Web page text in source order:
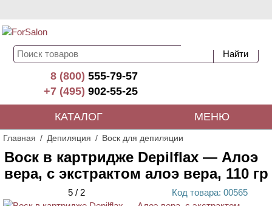
8 (800)555-79-57
+7 (495)902-55-25
КАТАЛОГ МЕНЮ
Главная Депиляция Воск для депиляции
Воск в картридже Depilflax — Алоэ
вера, с экстрактом алоэ вера, 110 гр
5 / 2 Код товара: 00565